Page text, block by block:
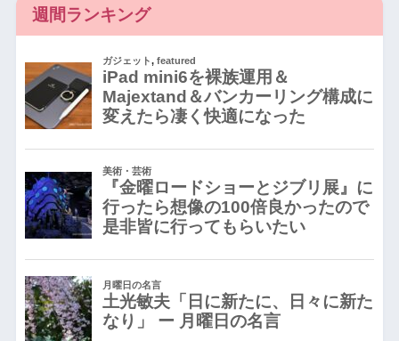
週間ランキング